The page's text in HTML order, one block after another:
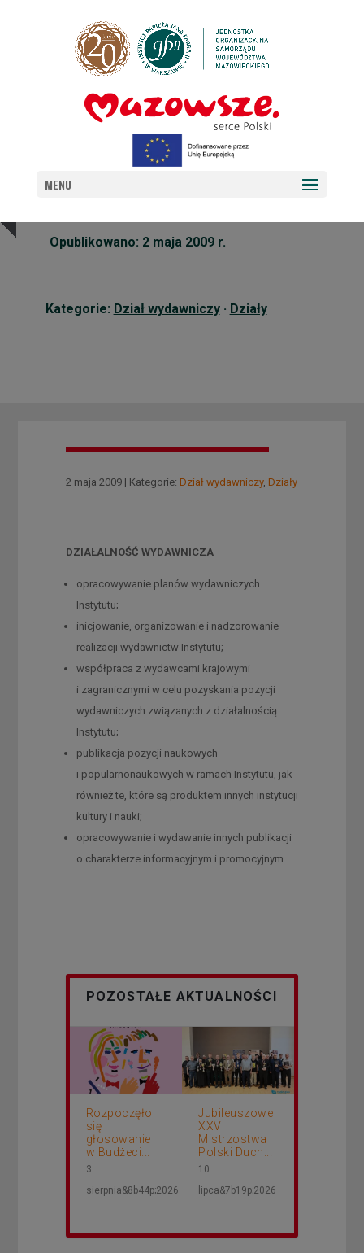
MENU
DZIAŁ WYDAWNICZY – ZADANIA
Opublikowano: 2 maja 2009 r.
Kategorie: Dział wydawniczy· Działy
2 maja 2009 | Kategorie: Dział wydawniczy, Działy
DZIAŁALNOŚĆ WYDAWNICZA
opracowywanie planów wydawniczych
Instytutu;
inicjowanie, organizowanie i nadzorowanie
realizacji wydawnictw Instytutu;
współpraca z wydawcami krajowymi
i zagranicznymi w celu pozyskania pozycji
wydawniczych związanych z działalnością
Instytutu;
publikacja pozycji naukowych
i popularnonaukowych w ramach Instytutu, jak
również te, które są produktem innych instytucji
kultury i nauki;
opracowywanie i wydawanie innych publikacji
o charakterze informacyjnym i promocyjnym.
POZOSTAŁE AKTUALNOŚCI
Rozpoczęło
się
głosowanie
w Budżeci...
3
sierpnia&8b44p;2026
Jubileuszowe
XXV
Mistrzostwa
Polski Duch...
10
lipca&7b19p;2026